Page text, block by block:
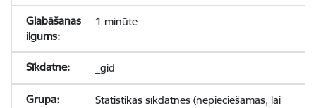
1 minūte
_gid
Statistikas sīkdatnes (nepieciešamas, lai